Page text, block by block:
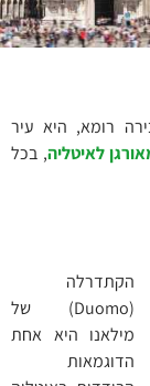
רומא, היא עיר
לאיטליה, בכל
הקתדרלה
(Duomo) של
מילאנו היא אחת
הדוגמאות